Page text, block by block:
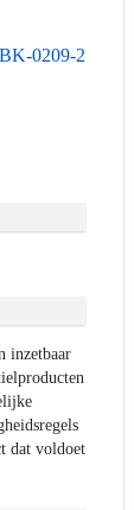
BK-0209-2
inzetbaar
dat voldoet